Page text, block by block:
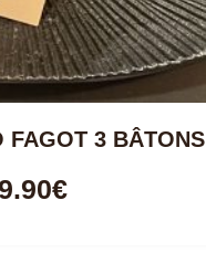
FAGOT 3 BÂTONS
€